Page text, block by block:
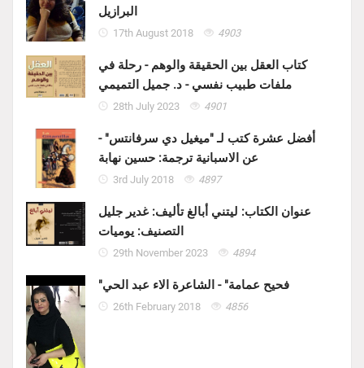
البرازيل
17th August 2018 4903
كتاب العقل بين الحقيقة والوهم - رحلة في
ملفات طبيب نفسي - د. جميل التميمي
28th July 2023 4901
أفضل عشرة كتب لـ "ميغيل دي سرفانتس" -
عن الاسبانية ترجمة: حسين نهابة
3rd July 2018 4897
عنوان الكتاب: ليتني أبالغ تأليف: غدير جليل
التصنيف: يوميات
29th November 2023 4894
"فحيح عمامة" - الشاعرة الاء عبد الحي
26th February 2018 4856